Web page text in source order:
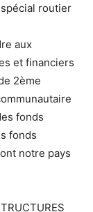
routier
aux
et financiers
2ème
fonds
fonds
notre pays